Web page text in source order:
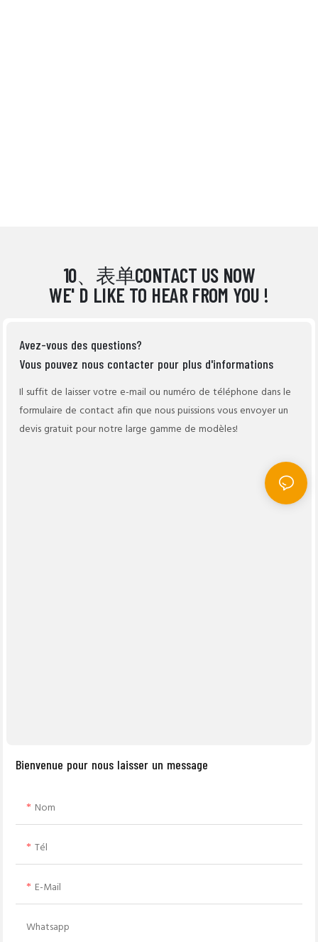
10、表单CONTACT US NOW
WE' D LIKE TO HEAR FROM YOU !
Avez-vous des questions?
Vous pouvez nous contacter pour plus d'informations
Il suffit de laisser votre e-mail ou numéro de téléphone dans le
formulaire de contact afin que nous puissions vous envoyer un
devis gratuit pour notre large gamme de modèles!
Bienvenue pour nous laisser un message
Nom
Tél
E-Mail
Whatsapp